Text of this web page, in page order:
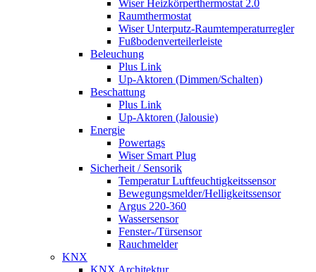
Wiser Heizkörperthermostat 2.0
Raumthermostat
Wiser Unterputz-Raumtemperaturregler
Fußbodenverteilerleiste
Beleuchung
Plus Link
Up-Aktoren (Dimmen/Schalten)
Beschattung
Plus Link
Up-Aktoren (Jalousie)
Energie
Powertags
Wiser Smart Plug
Sicherheit / Sensorik
Temperatur Luftfeuchtigkeitssensor
Bewegungsmelder/Helligkeitssensor
Argus 220-360
Wassersensor
Fenster-/Türsensor
Rauchmelder
KNX
KNX Architektur